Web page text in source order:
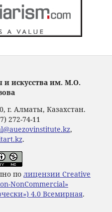
и искусства им. М.О.
г. Алматы, Казахстан.
272-74-11
,
.
по лицензии Creative
NonCommercial»
4.0 Всемирная.